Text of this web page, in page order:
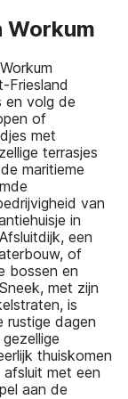
Workum
Friesland
en volg de
of
met
terrasjes
maritieme
van
in
een
of
bossen en
met zijn
is
rustige dagen
thuiskomen
met een
aan de